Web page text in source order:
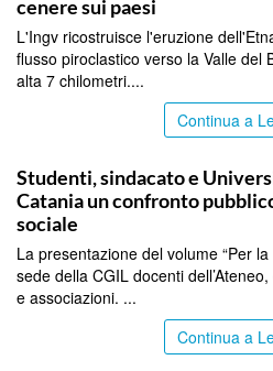
cenere sui paesi
L'Ingv ricostruisce l'eruzione
flusso piroclastico verso la Valle del
alta 7 chilometri....
Continua a
Studenti, sindacato e
Catania un confronto
sociale
La presentazione del volume “Per
sede della CGIL docenti
e associazioni. ...
Continua a